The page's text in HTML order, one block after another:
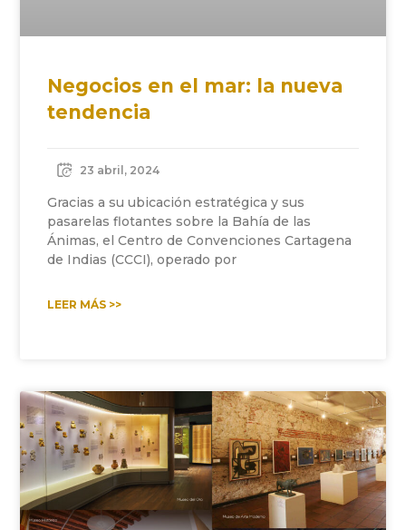
Negocios en el mar: la nueva
tendencia
23 abril, 2024
Gracias a su ubicación estratégica y sus
pasarelas flotantes sobre la Bahía de las
Ánimas, el Centro de Convenciones Cartagena
de Indias (CCCI), operado por
LEER MÁS >>